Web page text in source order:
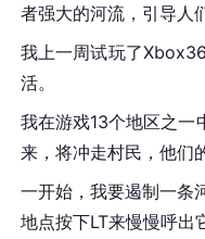
者强大的河流，引导人
我上一周试玩了
活。
我在游戏13个地区之一
来，将冲走村民，他们
一开始，我要遏制一条
地点按下LT来慢慢呼出